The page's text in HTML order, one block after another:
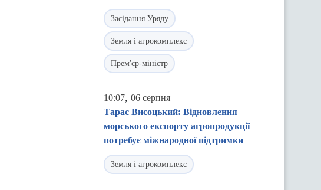
Засідання Уряду
Земля і агрокомплекс
Прем'єр-міністр
10:07, 06 серпня
Тарас Висоцький: Відновлення
морського експорту агропродукції
потребує міжнародної підтримки
Земля і агрокомплекс